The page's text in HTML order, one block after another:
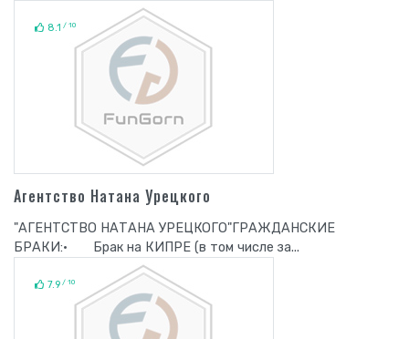
8.1 / 10
Агентство Натана Урецкого
"АГЕНТСТВО НАТАНА УРЕЦКОГО"ГРАЖДАНСКИЕ
БРАКИ:· Брак на КИПРЕ (в том числе за...
7.9 / 10